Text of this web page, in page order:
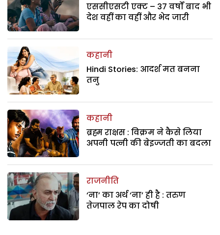
एससीएसटी एक्ट – 37 वर्षों बाद भी
देश वहीं का वहीं और भेद जारी
कहानी
Hindi Stories: आदर्श मत बनना
तनु
कहानी
ब्रह्म राक्षस : विक्रम ने कैसे लिया
अपनी पत्नी की बेइज्जती का बदला
राजनीति
‘ना’ का अर्थ ‘ना’ ही है : तरुण
तेजपाल रेप का दोषी